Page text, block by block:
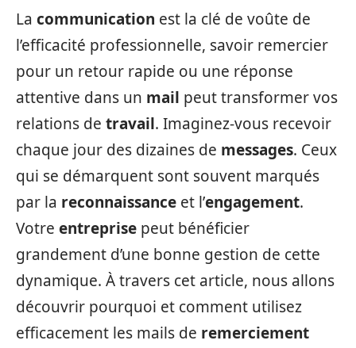
La communication est la clé de voûte de
l’efficacité professionnelle, savoir remercier
pour un retour rapide ou une réponse
attentive dans un mail peut transformer vos
relations de travail. Imaginez-vous recevoir
chaque jour des dizaines de messages. Ceux
qui se démarquent sont souvent marqués
par la reconnaissance et l’engagement.
Votre entreprise peut bénéficier
grandement d’une bonne gestion de cette
dynamique. À travers cet article, nous allons
découvrir pourquoi et comment utilisez
efficacement les mails de remerciement